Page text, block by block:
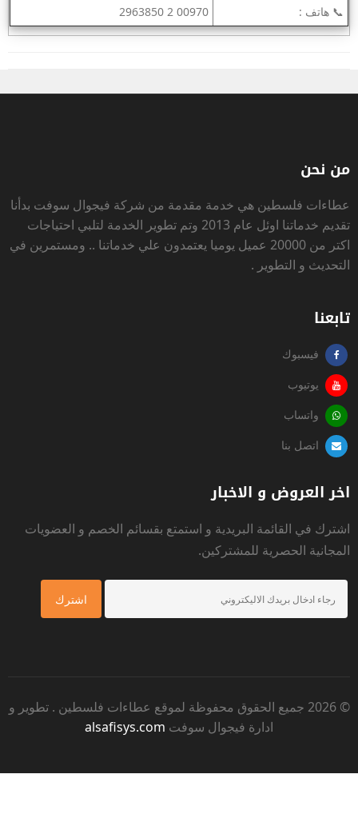
📞 هاتف :
00970 2 2963850
من نحن
عطاءات فلسطينهي خدمة مقدمة من شركة فيجوال سوفت بدأنا
تقديم خدماتنا اوئل عام 2013 وتم تطوير الخدمة لتلبي احتياجات
اكتر من 20000 عميل يوميا يعتمدون علي خدماتنا .. ومستمرين في
التحديث و التطوير .
تابعنا
فيسبوك
يوتيوب
واتساب
اتصل بنا
اخر العروض و الاخبار
اشترك في القائمة البريدية و استمتع بقسائم الخصم و العضويات
المجانية الحصرية للمشتركين.
© 2026 جميع الحقوق محفوظة لموقع عطاءات فلسطين. تطوير و
ادارة فيجوال سوفت alsafisys.com